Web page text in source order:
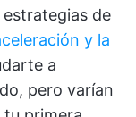
de
y la
a
pero varían